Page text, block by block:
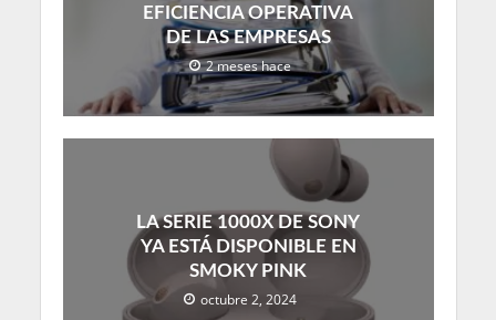
EFICIENCIA OPERATIVA
DE LAS EMPRESAS
2 meses hace
LA SERIE 1000X DE SONY
YA ESTÁ DISPONIBLE EN
SMOKY PINK
octubre 2, 2024